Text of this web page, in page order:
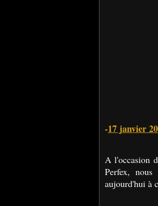
-17 janvier
A l'occasion
Perfex,
aujourd'hui à